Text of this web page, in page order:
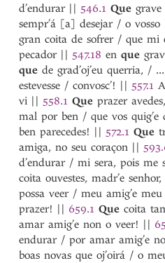
d’endurar || 546.1 Que
sempr’á [a] desejar / o vosso
gran coita de sofrer / que mi
pecador || 547.18 enque
que de grad’oj’eu querria, /
estevesse / convosc’! || 557.1
vi || 558.1 Que prazer
mal por ben / que vos quig’e
ben parecedes! || 572.1 Que
amiga, no seu coraçon ||
d’endurar / mi sera, pois me
coita ouvestes, madr’e
possa veer / meu amig’e
prazer! || 659.1 Que coita
amar amig’e non o veer! ||
endurar / por amar amig’e
boas novas que oj’oirá / o